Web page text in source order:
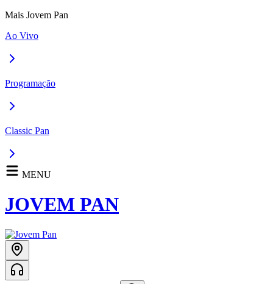
Mais Jovem Pan
Ao Vivo
Programação
Classic Pan
MENU
JOVEM PAN